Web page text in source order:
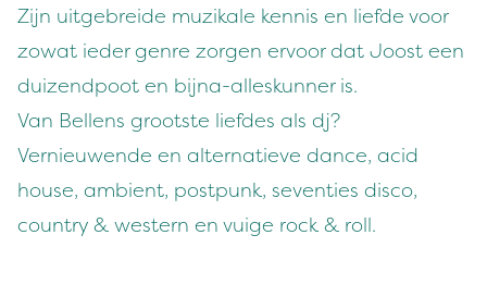
Zijn uitgebreide muzikale kennis en liefde voor
zowat ieder genre zorgen ervoor dat Joost een
duizendpoot en bijna-alleskunner is.
Van Bellens grootste liefdes als dj?
Vernieuwende en alternatieve dance, acid
house, ambient, postpunk, seventies disco,
country & western en vuige rock & roll.